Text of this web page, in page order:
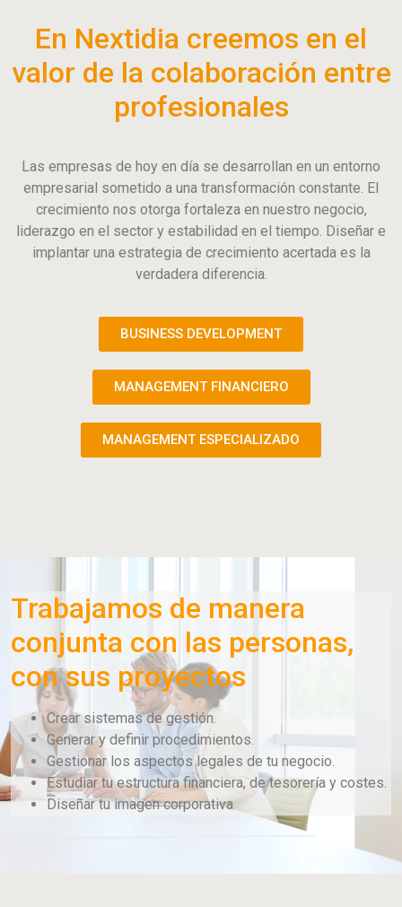
En Nextidia creemos en el
valor de la colaboración entre
profesionales
Las empresas de hoy en día se desarrollan en un entorno
empresarial sometido a una transformación constante. El
crecimiento nos otorga fortaleza en nuestro negocio,
liderazgo en el sector y estabilidad en el tiempo. Diseñar e
implantar una estrategia de crecimiento acertada es la
verdadera diferencia.
BUSINESS DEVELOPMENT
MANAGEMENT FINANCIERO
MANAGEMENT ESPECIALIZADO
Trabajamos de manera
conjunta con las personas,
con sus proyectos
Crear sistemas de gestión.
Generar y definir procedimientos.
Gestionar los aspectos legales de tu negocio.
Estudiar tu estructura financiera, de tesorería y costes.
Diseñar tu imagen corporativa